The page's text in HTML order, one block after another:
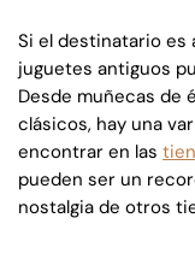
Si el destinatario es
juguetes antiguos
Desde muñecas de
clásicos, hay una
encontrar en las
pueden ser un
nostalgia de otros